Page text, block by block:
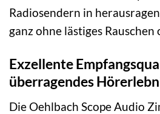
Radiosendern in
ganz ohne lästiges
Exzellente
überragendes
Die Oehlbach Scope Audio